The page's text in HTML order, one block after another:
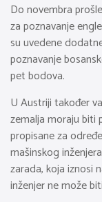
Do novembra
za poznavanje
su uvedene
poznavanje
pet bodova.
U Austriji također
zemalja moraju biti
propisane za
mašinskog
zarada, koja iznosi
inženjer ne može